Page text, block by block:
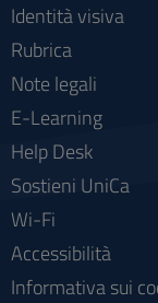
Identità visiva
Rubrica
Note legali
E-Learning
Help Desk
Sostieni UniCa
Wi-Fi
Accessibilità
Informativa sui